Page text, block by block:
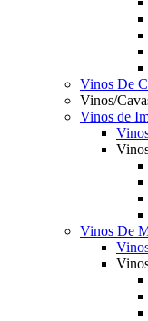
Vinos De
Vinos/
Vinos de
Vinos De